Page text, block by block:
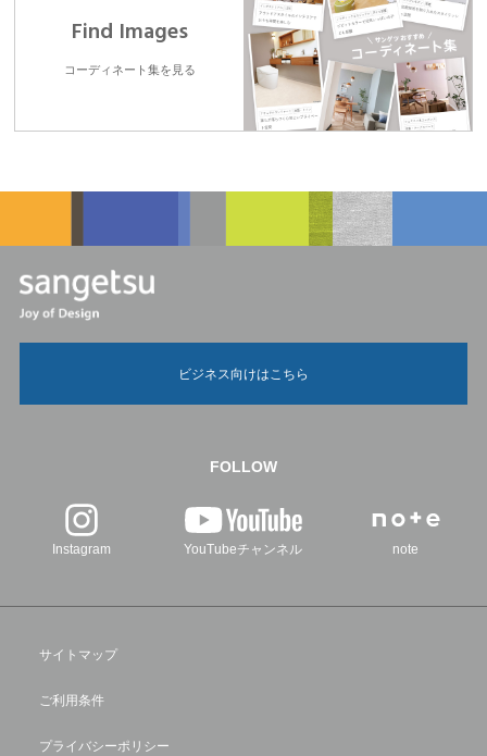
Find Images
コーディネート集を見る
ビジネス向けはこちら
FOLLOW
Instagram YouTubeチャンネル note
サイトマップ
ご利用条件
プライバシーポリシー